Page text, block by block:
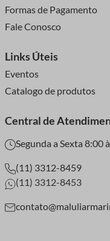
Formas de Pagamento
Fale Conosco
Links Úteis
Eventos
Catalogo de produtos
Central de
Segunda a Sexta 8:00
(11) 3312-8459
(11) 3312-8453